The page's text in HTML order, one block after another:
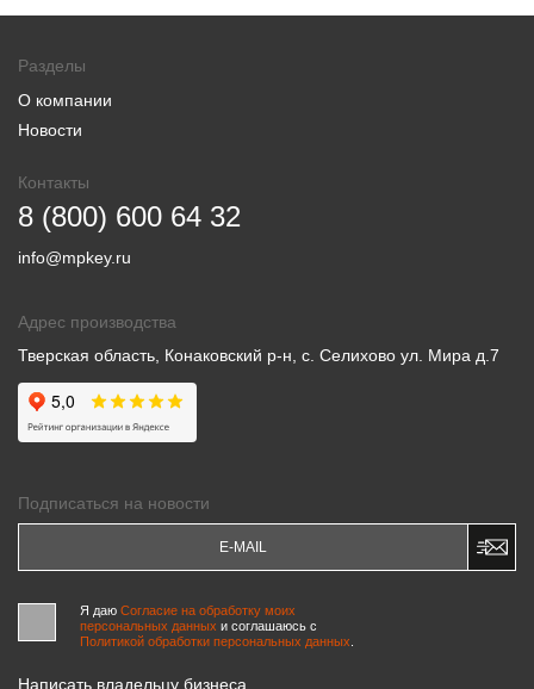
Разделы
О компании
Новости
Контакты
8 (800) 600 64 32
info@mpkey.ru
Адрес производства
Тверская область, Конаковский р-н, с. Селихово ул. Мира д.7
Подписаться на новости
Я даю Согласие на обработку моих
персональных данных и соглашаюсь c
Политикой обработки персональных данных
Написать владельцу бизнеса